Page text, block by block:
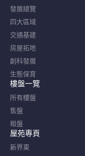
發展總覽
四大區域
交通基建
房屋拓地
創科發展
生態保育
樓盤一覽
所有樓盤
售盤
租盤
屋苑專頁
新界東